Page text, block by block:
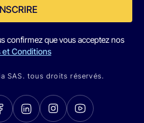
confirmez que vous acceptez nos
et Conditions
SAS. tous droits réservés.